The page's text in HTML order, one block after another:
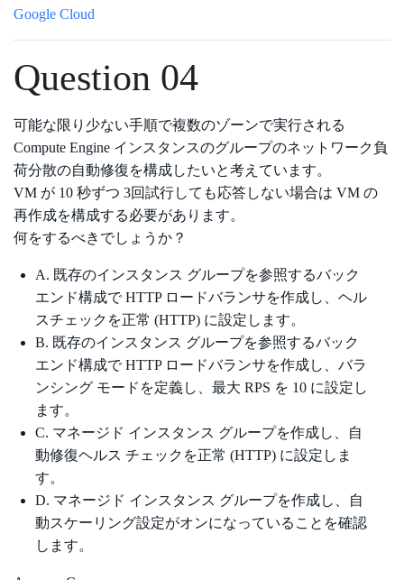
Google Cloud
Question 04
可能な限り少ない手順で複数のゾーンで実行される
Compute Engine インスタンスのグループのネットワーク負
荷分散の自動修復を構成したいと考えています。
VM が 10 秒ずつ 3回試行しても応答しない場合は VM の
再作成を構成する必要があります。
何をするべきでしょうか？
A. 既存のインスタンス グループを参照するバック
エンド構成で HTTP ロードバランサを作成し、ヘル
スチェックを正常 (HTTP) に設定します。
B. 既存のインスタンス グループを参照するバック
エンド構成で HTTP ロードバランサを作成し、バラ
ンシング モードを定義し、最大 RPS を 10 に設定し
ます。
C. マネージド インスタンス グループを作成し、自
動修復ヘルス チェックを正常 (HTTP) に設定しま
す。
D. マネージド インスタンス グループを作成し、自
動スケーリング設定がオンになっていることを確認
します。